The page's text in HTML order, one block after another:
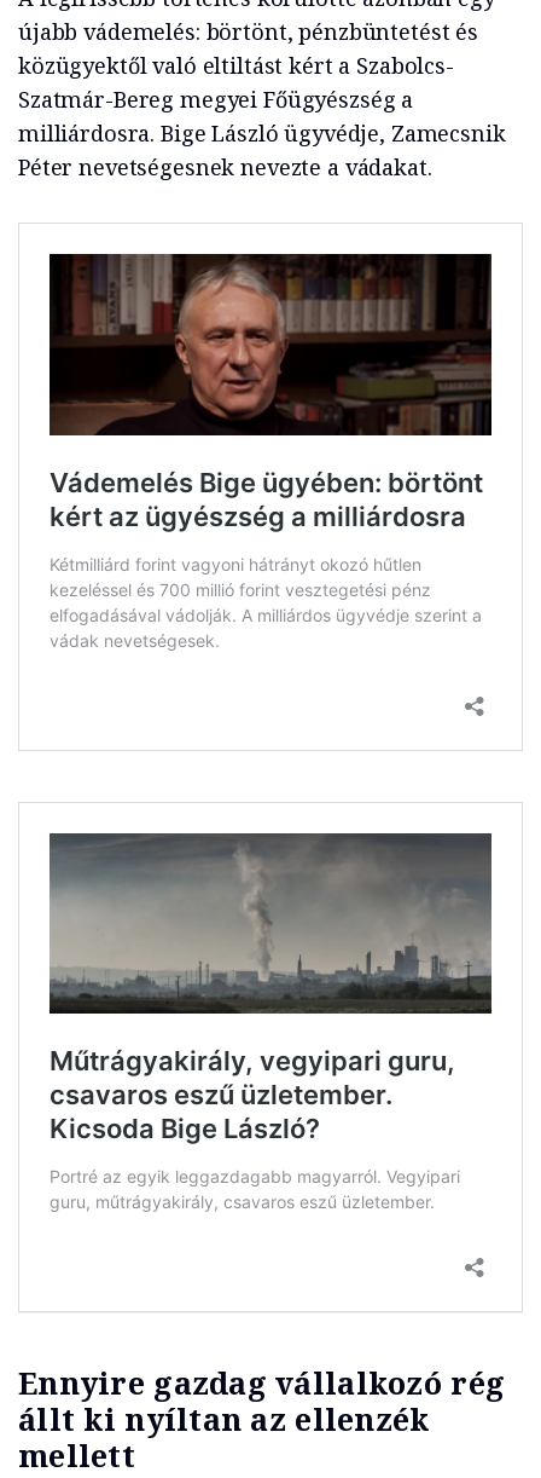
újabb vádemelés: börtönt, pénzbüntetést és
közügyektől való eltiltást kért a Szabolcs-
Szatmár-Bereg megyei Főügyészség a
milliárdosra. Bige László ügyvédje, Zamecsnik
Péter nevetségesnek nevezte a vádakat.
Ennyire gazdag vállalkozó rég
állt ki nyíltan az ellenzék
mellett